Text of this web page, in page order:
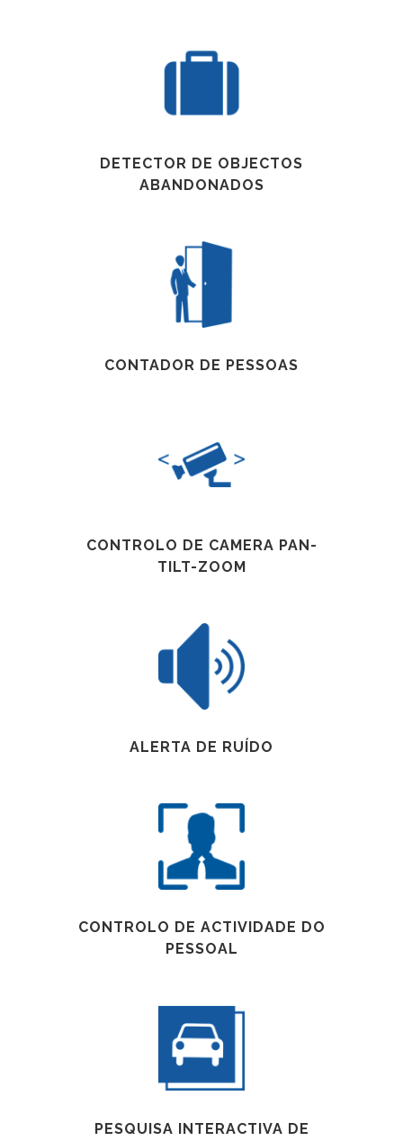
DETECTOR DE OBJECTOS
ABANDONADOS
CONTADOR DE PESSOAS
CONTROLO DE CAMERA PAN-
TILT-ZOOM
ALERTA DE RUÍDO
CONTROLO DE ACTIVIDADE DO
PESSOAL
PESQUISA INTERACTIVA DE